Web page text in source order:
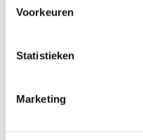
Voorkeuren
Statistieken
Marketing